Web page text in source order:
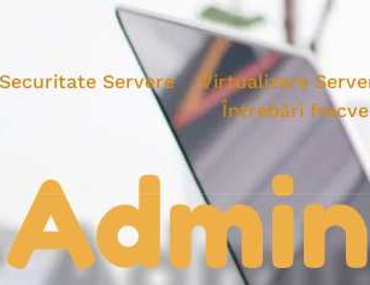
Securitate Servere
Virtualizare
Întrebări